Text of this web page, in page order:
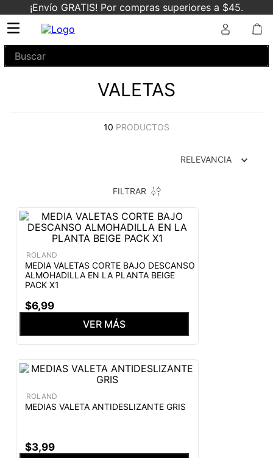
¡Envío GRATIS! Por compras superiores a $45.
Buscar
VALETAS
10 PRODUCTOS
RELEVANCIA
FILTRAR
ROLAND
MEDIA VALETAS CORTE BAJO DESCANSO
ALMOHADILLA EN LA PLANTA BEIGE
PACK X1
$6,99
VER MÁS
ROLAND
MEDIAS VALETA ANTIDESLIZANTE GRIS
$3,99